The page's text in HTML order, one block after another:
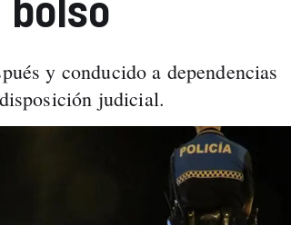
bolso
y conducido a dependencias
judicial.